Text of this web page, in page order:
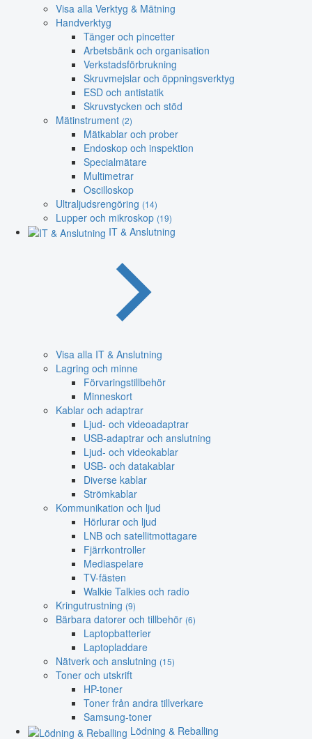
Visa alla Verktyg & Mätning
Handverktyg
Tänger och pincetter
Arbetsbänk och organisation
Verkstadsförbrukning
Skruvmejslar och öppningsverktyg
ESD och antistatik
Skruvstycken och stöd
Mätinstrument (2)
Mätkablar och prober
Endoskop och inspektion
Specialmätare
Multimetrar
Oscilloskop
Ultraljudsrengöring (14)
Lupper och mikroskop (19)
IT & Anslutning
Visa alla IT & Anslutning
Lagring och minne
Förvaringstillbehör
Minneskort
Kablar och adaptrar
Ljud- och videoadaptrar
USB-adaptrar och anslutning
Ljud- och videokablar
USB- och datakablar
Diverse kablar
Strömkablar
Kommunikation och ljud
Hörlurar och ljud
LNB och satellitmottagare
Fjärrkontroller
Mediaspelare
TV-fästen
Walkie Talkies och radio
Kringutrustning (9)
Bärbara datorer och tillbehör (6)
Laptopbatterier
Laptopladdare
Nätverk och anslutning (15)
Toner och utskrift
HP-toner
Toner från andra tillverkare
Samsung-toner
Lödning & Reballing